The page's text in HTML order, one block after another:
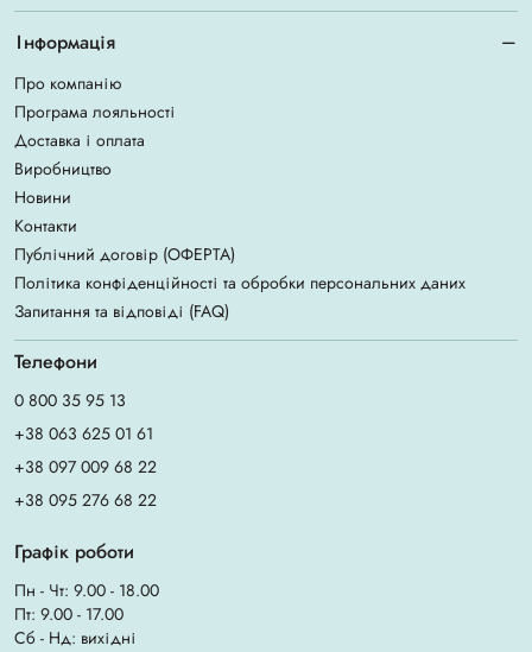
Інформація
Про компанію
Програма лояльності
Доставка і оплата
Виробництво
Новини
Контакти
Публічний договір (ОФЕРТА)
Політика конфіденційності та обробки персональних даних
Запитання та відповіді (FAQ)
Телефони
0 800 35 95 13
+38 063 625 01 61
+38 097 009 68 22
+38 095 276 68 22
Графік роботи
Пн - Чт: 9.00 - 18.00
Пт: 9.00 - 17.00
Сб - Нд: вихідні